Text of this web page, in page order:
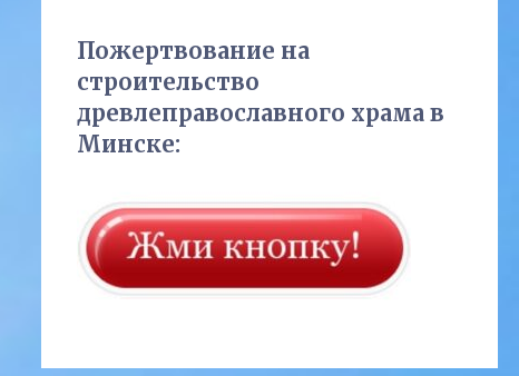
Пожертвование на
строительство
древлеправославного храма в
Минске: